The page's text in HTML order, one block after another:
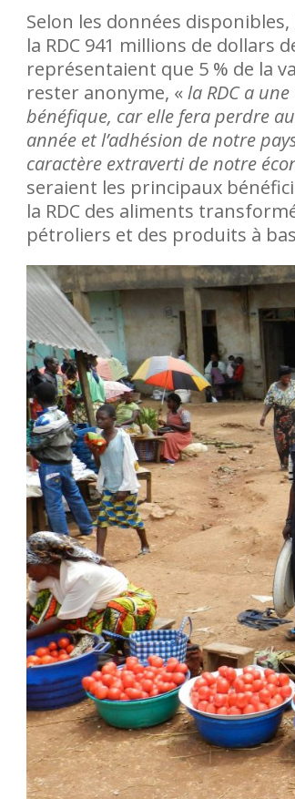
Selon les données
la RDC 941 millions de dollars
représentaient que 5 % de la
rester anonyme, «la RDC a
bénéfique, car elle fera perdre
année et l’adhésion de notre
caractère extraverti de notre
seraient les principaux
la RDC des aliments
pétroliers et des produits à